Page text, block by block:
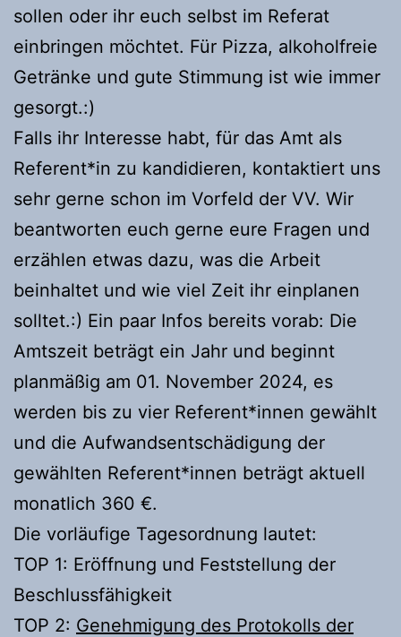
sollen oder ihr euch selbst im Referat
einbringen möchtet. Für Pizza, alkoholfreie
Getränke und gute Stimmung ist wie immer
gesorgt.:)
Falls ihr Interesse habt, für das Amt als
Referent*in zu kandidieren, kontaktiert uns
sehr gerne schon im Vorfeld der VV. Wir
beantworten euch gerne eure Fragen und
erzählen etwas dazu, was die Arbeit
beinhaltet und wie viel Zeit ihr einplanen
solltet.:) Ein paar Infos bereits vorab: Die
Amtszeit beträgt ein Jahr und beginnt
planmäßig am 01. November 2024, es
werden bis zu vier Referent*innen gewählt
und die Aufwandsentschädigung der
gewählten Referent*innen beträgt aktuell
monatlich 360 €.
Die vorläufige Tagesordnung lautet:
TOP 1: Eröffnung und Feststellung der
Beschlussfähigkeit
TOP 2: Genehmigung des Protokolls der